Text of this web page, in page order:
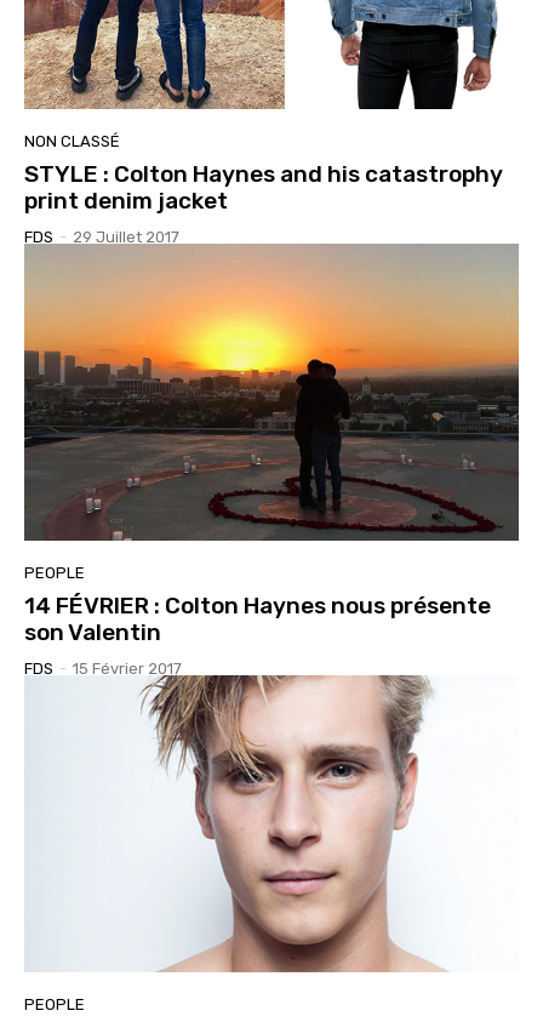
NON CLASSÉ
STYLE : Colton Haynes and his catastrophy
print denim jacket
FDS - 29 Juillet 2017
PEOPLE
14 FÉVRIER : Colton Haynes nous présente
son Valentin
FDS - 15 Février 2017
PEOPLE